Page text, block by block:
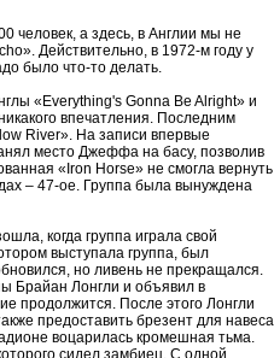
человек, а здесь, в Англии мы не
Действительно, в 1972-м году у
было что-то делать.
«Everything's Gonna Be Alright» и
впечатления. Последним
River». На записи впервые
место Джеффа на басу, позволив
«Iron Horse» не смогла вернуть
– 47-ое. Группа была вынуждена
когда группа играла свой
выступала группа, был
но ливень не прекращался.
Брайан Лонгли и объявил в
продолжится. После этого Лонгли
предоставить брезент для навеса.
воцарилась кромешная тьма.
сидел замбиец. С одной